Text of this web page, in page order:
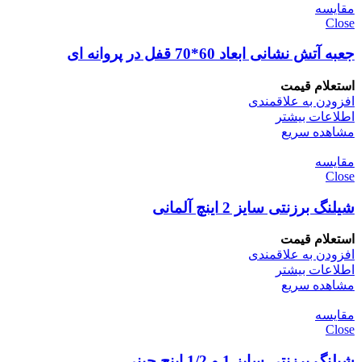
مقایسه
Close
جعبه آتش نشانی ابعاد 60*70 قفل در پروانه ای
استعلام قیمت
افزودن به علاقمندی
اطلاعات بیشتر
مشاهده سریع
مقایسه
Close
شیلنگ برزنتی سایز 2 اینچ آلمانی
استعلام قیمت
افزودن به علاقمندی
اطلاعات بیشتر
مشاهده سریع
مقایسه
Close